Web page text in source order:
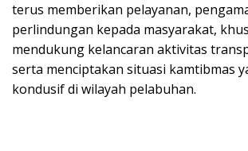
terus memberikan pelayanan,
perlindungan kepada masyarakat,
mendukung kelancaran aktivitas
serta menciptakan situasi kamtibmas
kondusif di wilayah pelabuhan.